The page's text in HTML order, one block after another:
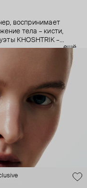
воспринимает
тела – кисти,
KHOSHTRIK –
рук и пальцев,
Поэтому за
расчеты,
создавать
ещё